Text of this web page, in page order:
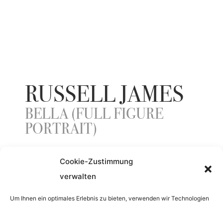
Cookie-Zustimmung
verwalten
Um Ihnen ein optimales Erlebnis zu bieten, verwenden wir Technologien
RUSSELL JAMES
BELLA (FULL FIGURE
PORTRAIT)
2019